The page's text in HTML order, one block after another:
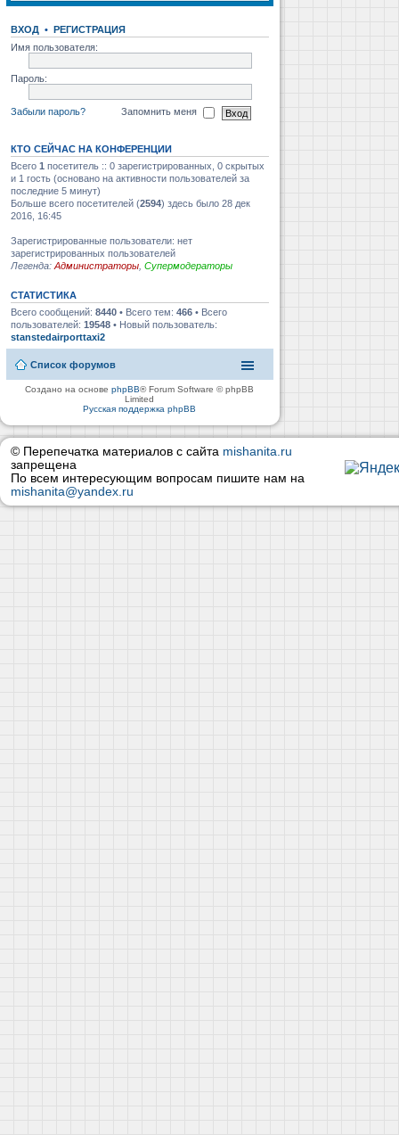
ВХОД • РЕГИСТРАЦИЯ
Имя пользователя:
Пароль:
Забыли пароль? Запомнить меня
КТО СЕЙЧАС НА КОНФЕРЕНЦИИ
Всего 1 посетитель :: 0 зарегистрированных, 0 скрытых
и 1 гость (основано на активности пользователей за
последние 5 минут)
Больше всего посетителей (2594) здесь было 28 дек
2016, 16:45
Зарегистрированные пользователи: нет
зарегистрированных пользователей
Легенда: Администраторы Супермодераторы
СТАТИСТИКА
Всего сообщений: 8440 • Всего тем: 466 • Всего
пользователей: 19548 • Новый пользователь:
stanstedairporttaxi2
Список форумов
Создано на основеphpBB® Forum Software © phpBB
Limited
Русская поддержка phpBB
© Перепечатка материалов с сайта mishanita.ru
запрещена
По всем интересующим вопросам пишите нам на
mishanita@yandex.ru